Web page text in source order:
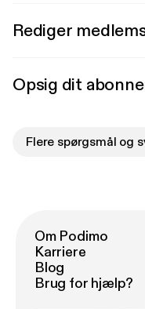
Rediger
Opsig dit
Flere spørgsmål og
Om Podimo
Karriere
Blog
Brug for hjælp?